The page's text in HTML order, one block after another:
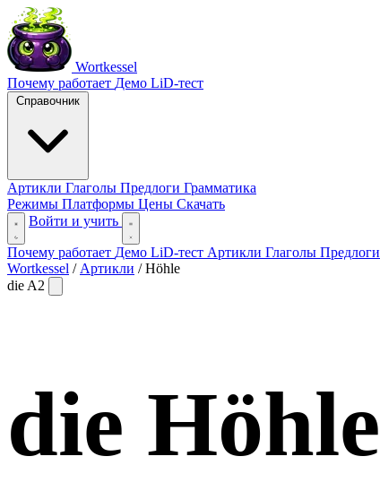
Wortkessel
Почему работает Демо LiD-тест
Справочник
Артикли Глаголы Предлоги Грамматика
Режимы Платформы Цены Скачать
Войти и учить
Почему работает Демо LiD-тест Артикли Глаголы Предлоги
Wortkessel / Артикли / Höhle
die A2
die Höhle